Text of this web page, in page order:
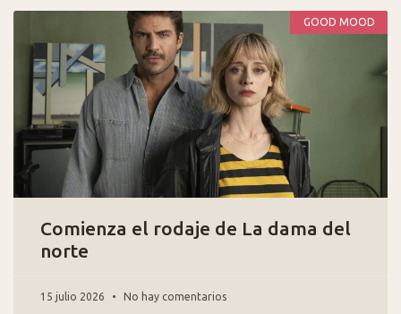
GOOD MOOD
Comienza el rodaje de La dama del
norte
15 julio 2026 No hay comentarios